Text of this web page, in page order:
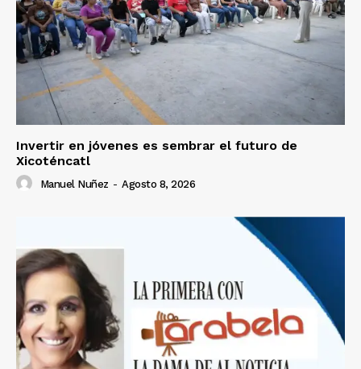
Invertir en jóvenes es sembrar el futuro de
Xicoténcatl
Manuel Nuñez - Agosto 8, 2026